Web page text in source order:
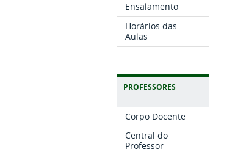
Ensalamento
Horários das
Aulas
PROFESSORES
Corpo Docente
Central do
Professor